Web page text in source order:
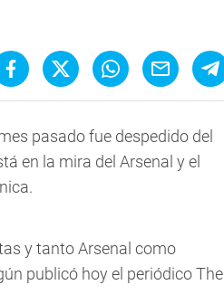
pasado fue despedido del
en la mira del Arsenal y el
y tanto Arsenal como
publicó hoy el periódico The